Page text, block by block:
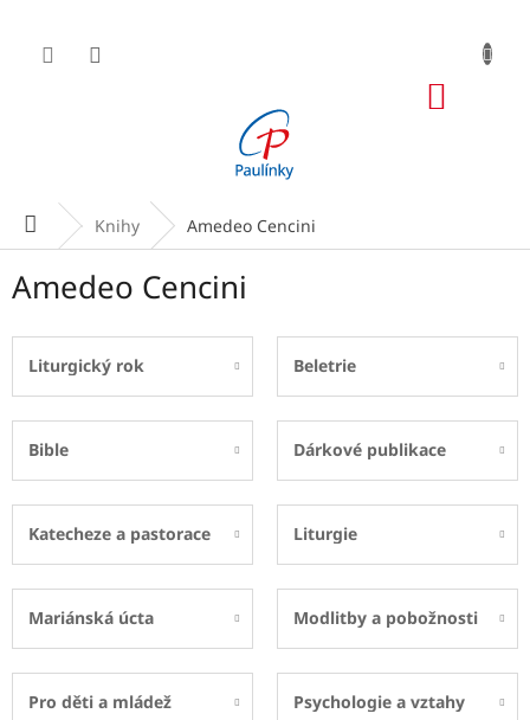
obsah
Domů Knihy Amedeo Cencini
Amedeo Cencini
Liturgický rok Beletrie
Bible Dárkové publikace
Katecheze a pastorace Liturgie
Mariánská úcta Modlitby a pobožnosti
Pro děti a mládež Psychologie a vztahy